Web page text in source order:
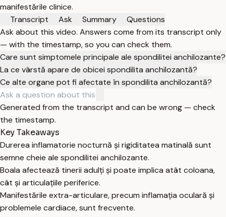
manifestările clinice.
Transcript
Ask Summary
Questions
Ask about this video. Answers come from its transcript only
— with the timestamp, so you can check them.
Care sunt simptomele principale ale spondilitei anchilozante?
La ce vârstă apare de obicei spondilita anchilozantă?
Ce alte organe pot fi afectate în spondilita anchilozantă?
Generated from the transcript and can be wrong — check
the timestamp.
Key Takeaways
Durerea inflamatorie nocturnă și rigiditatea matinală sunt
semne cheie ale spondilitei anchilozante.
Boala afectează tinerii adulți și poate implica atât coloana,
cât și articulațiile periferice.
Manifestările extra-articulare, precum inflamația oculară și
problemele cardiace, sunt frecvente.